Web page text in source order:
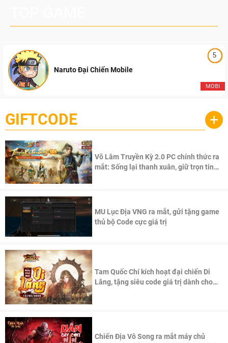
5
MOBI
Naruto Đại Chiến Mobile
GIFTCODE +
Võ Lâm Truyền Kỳ 2.0 PC chính thức ra
mắt: Sống lại thanh xuân, giữ trọn tinh
MU Lục Địa VNG ra mắt, gửi tặng game
thủ bộ Code cực giá trị
Tam Quốc Chí kích hoạt đại chiến Di
Lăng, tặng siêu code giá trị dành cho
Chiến Địa Vô Song ra mắt máy chủ